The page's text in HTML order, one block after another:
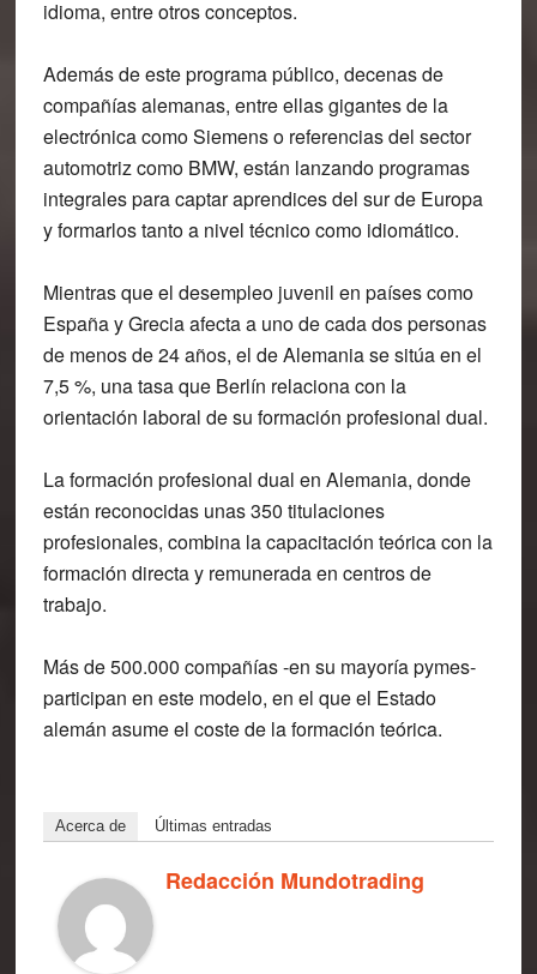
idioma, entre otros conceptos.
Además de este programa público, decenas de
compañías alemanas, entre ellas gigantes de la
electrónica como Siemens o referencias del sector
automotriz como BMW, están lanzando programas
integrales para captar aprendices del sur de Europa
y formarlos tanto a nivel técnico como idiomático.
Mientras que el desempleo juvenil en países como
España y Grecia afecta a uno de cada dos personas
de menos de 24 años, el de Alemania se sitúa en el
7,5 %, una tasa que Berlín relaciona con la
orientación laboral de su formación profesional dual.
La formación profesional dual en Alemania, donde
están reconocidas unas 350 titulaciones
profesionales, combina la capacitación teórica con la
formación directa y remunerada en centros de
trabajo.
Más de 500.000 compañías -en su mayoría pymes-
participan en este modelo, en el que el Estado
alemán asume el coste de la formación teórica.
Acerca de Últimas entradas
Redacción Mundotrading